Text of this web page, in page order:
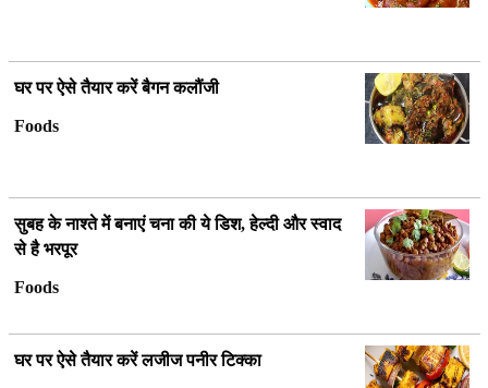
घर पर ऐसे तैयार करें बैगन कलौंजी
Foods
सुबह के नाश्ते में बनाएं चना की ये डिश, हेल्दी और स्वाद
से है भरपूर
Foods
घर पर ऐसे तैयार करें लजीज पनीर टिक्का